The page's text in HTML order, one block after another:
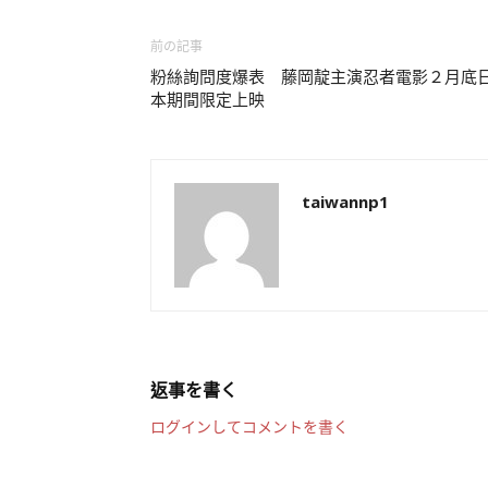
前の記事
粉絲詢問度爆表 藤岡靛主演忍者電影２月底
本期間限定上映
taiwannp1
返事を書く
ログインしてコメントを書く